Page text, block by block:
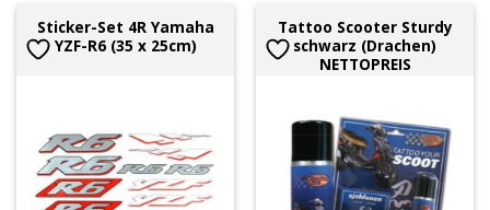
Sticker-Set 4R Yamaha
YZF-R6 (35 x 25cm)
Tattoo Scooter Sturdy
schwarz (Drachen)
NETTOPREIS